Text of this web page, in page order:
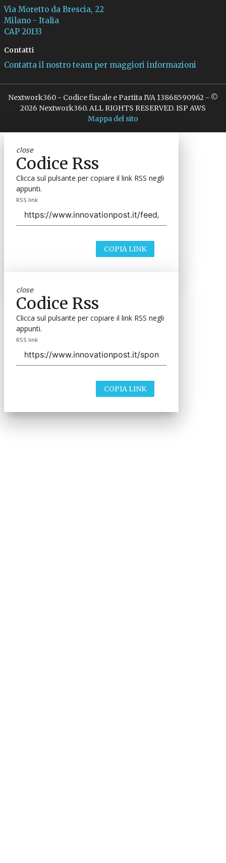
Via Moretto da Brescia, 22
Milano - Italia
CAP 20133
Contatti
Contatta il nostro team per maggiori informazioni
Nextwork360 - Codice fiscale e Partita IVA 13868590962 - ©
2026 Nextwork360. ALL RIGHTS RESERVED. ISP AWS
Mappa del sito
close
Codice Rss
Clicca sul pulsante per copiare il link RSS negli
appunti.
RSS link
COPIA LINK
close
Codice Rss
Clicca sul pulsante per copiare il link RSS negli
appunti.
RSS link
COPIA LINK